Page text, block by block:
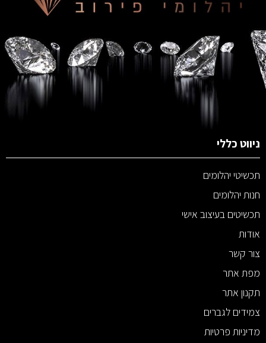
ניווט כללי
תכשיטי יהלומים
חנות יהלומים
תכשיטים בעיצוב אישי
אודות
צור קשר
מפת אתר
תקנון אתר
צמידים לגברים
מדיניות פרטיות